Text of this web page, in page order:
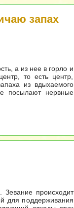
запах
а из нее в горло и
то есть центр,
из вдыхаемого
посылают нервные
происходит
для поддерживания